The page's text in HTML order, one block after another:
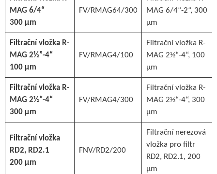
MAG 6/4“
300 µm
FV/RMAG64/300
MAG 6/4“-2“, 300
µm
Filtrační vložka R-
MAG 2½”-4“
100 µm
FV/RMAG4/100
Filtrační vložka R-
MAG 2½“-4“, 100
µm
Filtrační vložka R-
MAG 2½”-4“
300 µm
FV/RMAG4/300
Filtrační vložka R-
MAG 2½“-4“, 300
µm
Filtrační vložka
RD2, RD2.1
200 µm
FNV/RD2/200
Filtrační nerezová
vložka pro filtr
RD2, RD2.1, 200
µm